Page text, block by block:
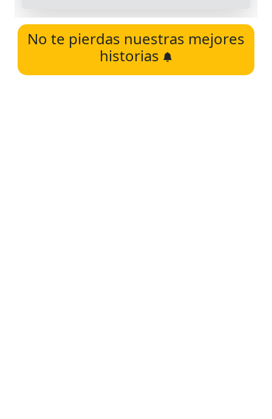
No te pierdas nuestras mejores
historias